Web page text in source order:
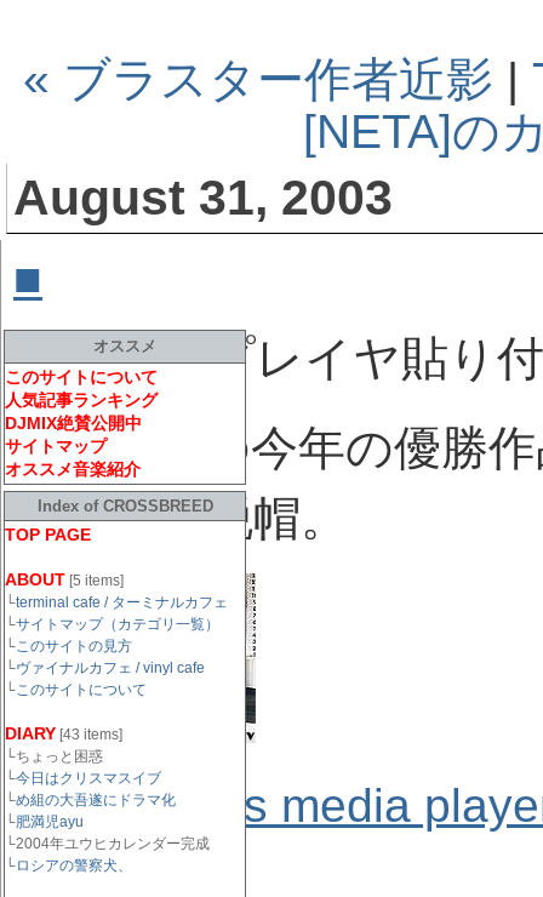
オススメ
このサイトについて
人気記事ランキング
DJMIX絶賛公開中
サイトマップ
オススメ音楽紹介
Index of CROSSBREED
TOP PAGE
ABOUT [5 items]
└terminal cafe / ターミナルカフェ
└サイトマップ（カテゴリ一覧）
└このサイトの見方
└ヴァイナルカフェ / vinyl cafe
└このサイトについて
DIARY [43 items]
└ちょっと困惑
└今日はクリスマスイブ
└め組の大吾遂にドラマ化
└肥満児ayu
└2004年ユウヒカレンダー完成
└ロシアの警察犬、
« ブラスター作者近影 |
[NETA]の
August 31, 2003
■
メディアプレイヤ貼り
仮装大賞の今年の優勝
ている。脱帽。
↓要windows media